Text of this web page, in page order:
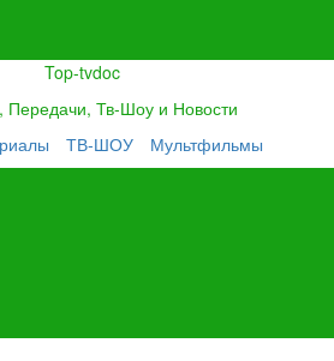
Top-tvdoc
Тв-Шоу и Новости
ТВ-ШОУ Мультфильмы